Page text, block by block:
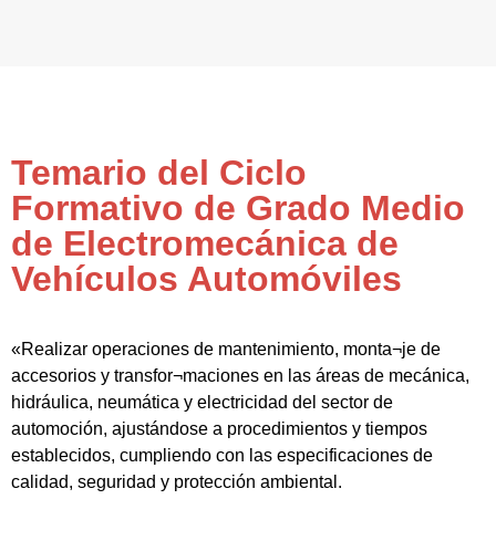
Temario del Ciclo
Formativo de Grado Medio
de Electromecánica de
Vehículos Automóviles
«Realizar operaciones de mantenimiento, monta¬je de
accesorios y transfor¬maciones en las áreas de mecánica,
hidráulica, neumática y electricidad del sector de
automoción, ajustándose a procedimientos y tiempos
establecidos, cumpliendo con las especificaciones de
calidad, seguridad y protección ambiental.